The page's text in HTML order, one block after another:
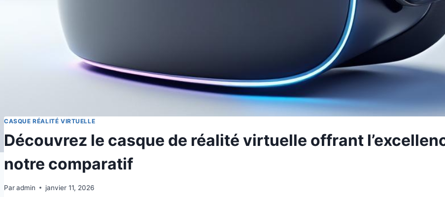
CASQUE RÉALITÉ VIRTUELLE
Découvrez le casque de réalité virtuelle offrant
notre comparatif
Paradmin janvier 11, 2026